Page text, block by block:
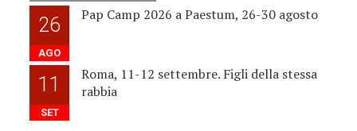
26
AGO
Pap Camp 2026 a Paestum, 26-30 agosto
11
SET
Roma, 11-12 settembre. Figli della stessa
rabbia